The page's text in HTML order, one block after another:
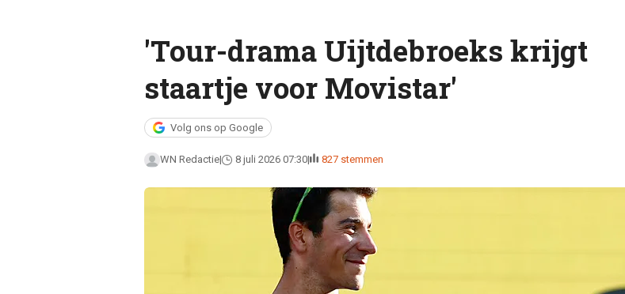
'Tour-drama Uijtdebroeks krijgt
staartje voor Movistar'
Volg ons op Google
WN Redactie 8 juli 2026 07:30 827 stemmen